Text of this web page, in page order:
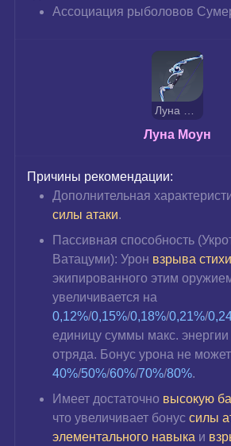
Ассоциация рыболовов
Луна Моун
Причины рекомендации:
Дополнительная
силы атаки.
Пассивная способность
Ватацуми): Урон взрыва
экипированного этим
увеличивается на
0,12%/0,15%/0,18%/0,21%/
единицу суммы макс. энергии
отряда. Бонус урона не
40%/50%/60%/70%/80%.
Имеет достаточно высокую
что увеличивает бонус силы
элементального навыка и